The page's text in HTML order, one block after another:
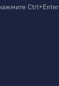
Ctrl+Enter